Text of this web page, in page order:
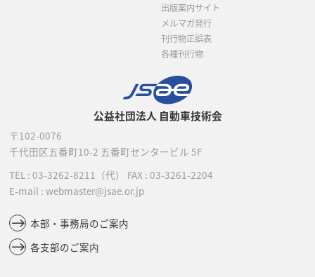
公益社団法人 自動車技術会
〒102-0076
千代田区五番町10-2 五番町センタービル 5F
TEL : 03-3262-8211 （代） FAX : 03-3261-2204
E-mail : webmaster@jsae.or.jp
本部・事務局のご案内
各支部のご案内
出版案内サイト
メルマガ発行
刊行物正誤表
各種刊行物